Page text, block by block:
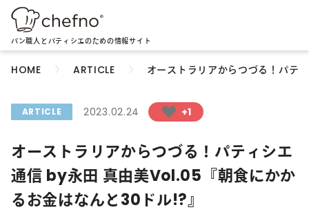
パン職人とパティシエのための情報サイト
HOME ARTICLE オーストラリアからつづる！パ
ARTICLE 2023.02.24 +1
オーストラリアからつづる！パティシエ
通信 by永田 真由美Vol.05『朝食にかか
るお金はなんと30ドル!?』